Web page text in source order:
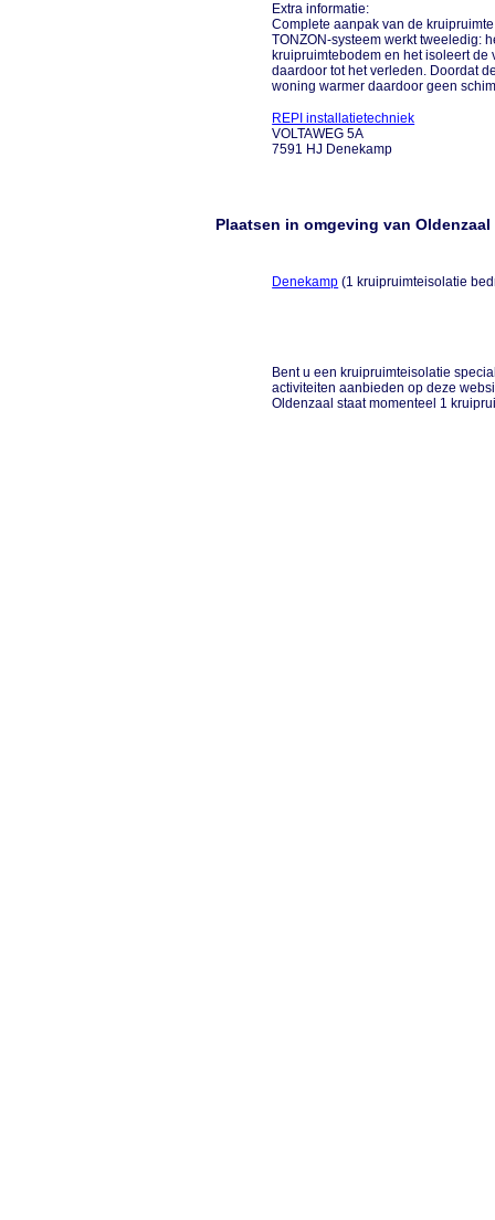
Extra informatie:
Complete aanpak van de
TONZON-systeem werkt tweeledig:
kruipruimtebodem en het isoleert
daardoor tot het verleden. Doordat
woning warmer daardoor geen
REPI installatietechniek
VOLTAWEG 5A
7591 HJ Denekamp
Plaatsen in omgeving van Oldenzaal
Denekamp (1 kruipruimteisolatie
Bent u een kruipruimteisolatie
activiteiten aanbieden op deze
Oldenzaal staat momenteel 1